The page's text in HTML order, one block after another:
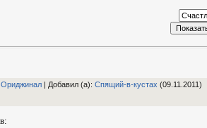
Ориджинал | Добавил (а): Спящий-в-кустах (09.11.2011)